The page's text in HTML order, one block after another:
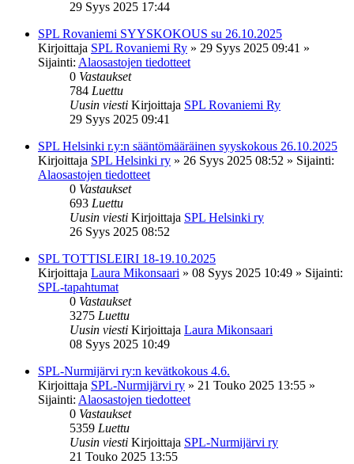
29 Syys 2025 17:44
SPL Rovaniemi SYYSKOKOUS su 26.10.2025
Kirjoittaja SPL Rovaniemi Ry » 29 Syys 2025 09:41 »
Sijainti: Alaosastojen tiedotteet
0 Vastaukset
784 Luettu
Uusin viesti Kirjoittaja SPL Rovaniemi Ry
29 Syys 2025 09:41
SPL Helsinki r.y:n sääntömääräinen syyskokous 26.10.2025
Kirjoittaja SPL Helsinki ry » 26 Syys 2025 08:52 » Sijainti:
Alaosastojen tiedotteet
0 Vastaukset
693 Luettu
Uusin viesti Kirjoittaja SPL Helsinki ry
26 Syys 2025 08:52
SPL TOTTISLEIRI 18-19.10.2025
Kirjoittaja Laura Mikonsaari » 08 Syys 2025 10:49 » Sijainti:
SPL-tapahtumat
0 Vastaukset
3275 Luettu
Uusin viesti Kirjoittaja Laura Mikonsaari
08 Syys 2025 10:49
SPL-Nurmijärvi ry:n kevätkokous 4.6.
Kirjoittaja SPL-Nurmijärvi ry » 21 Touko 2025 13:55 »
Sijainti: Alaosastojen tiedotteet
0 Vastaukset
5359 Luettu
Uusin viesti Kirjoittaja SPL-Nurmijärvi ry
21 Touko 2025 13:55